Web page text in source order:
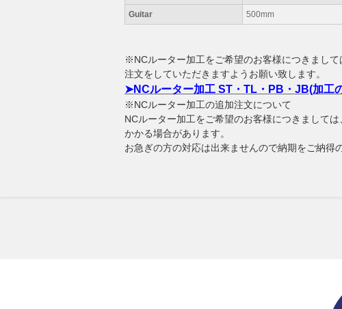
Guitar 500mm
※NCルーター加工をご希望のお客様につきまし
注文をしていただきますようお願い致します。
➤NCルーター加工 ST・TL・PB・JB(加工
※NCルーター加工の追加注文について
NCルーター加工をご希望のお客様につきまして
かかる場合があります。
お急ぎの方の対応は出来ませんので納期をご納得